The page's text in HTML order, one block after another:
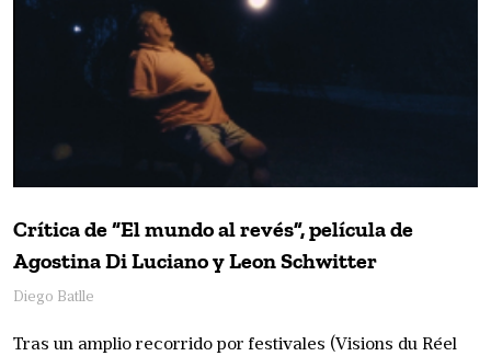
Crítica de “El mundo al revés”, película de
Agostina Di Luciano y Leon Schwitter
Diego Batlle
Tras un amplio recorrido por festivales (Visions du Réel